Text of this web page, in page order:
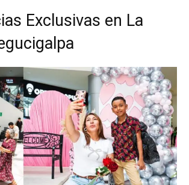
Exclusivas en La